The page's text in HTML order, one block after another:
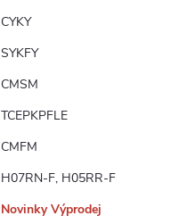
CYKY
SYKFY
CMSM
TCEPKPFLE
CMFM
H07RN-F, H05RR-F
Novinky Výprodej